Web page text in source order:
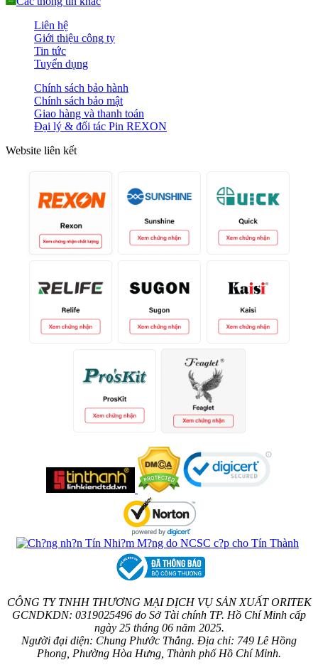
Liên hệ
Giới thiệu công ty
Tin tức
Tuyển dụng
Chính sách bảo hành
Chính sách bảo mật
Giao hàng và thanh toán
Đại lý & đối tác Pin REXON
Website liên kết
CÔNG TY TNHH THƯƠNG MẠI DỊCH VỤ SẢN XUẤT ORITEK
GCNDKDN: 0319025496 do Sở Tài chính TP. Hồ Chí Minh cấp
ngày 25 tháng 06 năm 2025.
Người đại diện: Chung Phước Thắng. Địa chỉ: 749 Lê Hồng
Phong, Phường Hòa Hưng, Thành phố Hồ Chí Minh.